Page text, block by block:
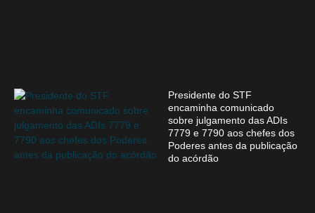
Presidente do STF
encaminha comunicado
sobre julgamento das ADIs
7779 e 7790 aos chefes dos
Poderes antes da publicação
do acórdão